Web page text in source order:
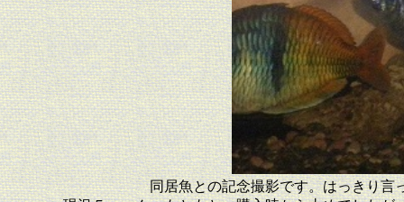
同居魚との記念撮影です。はっきり言